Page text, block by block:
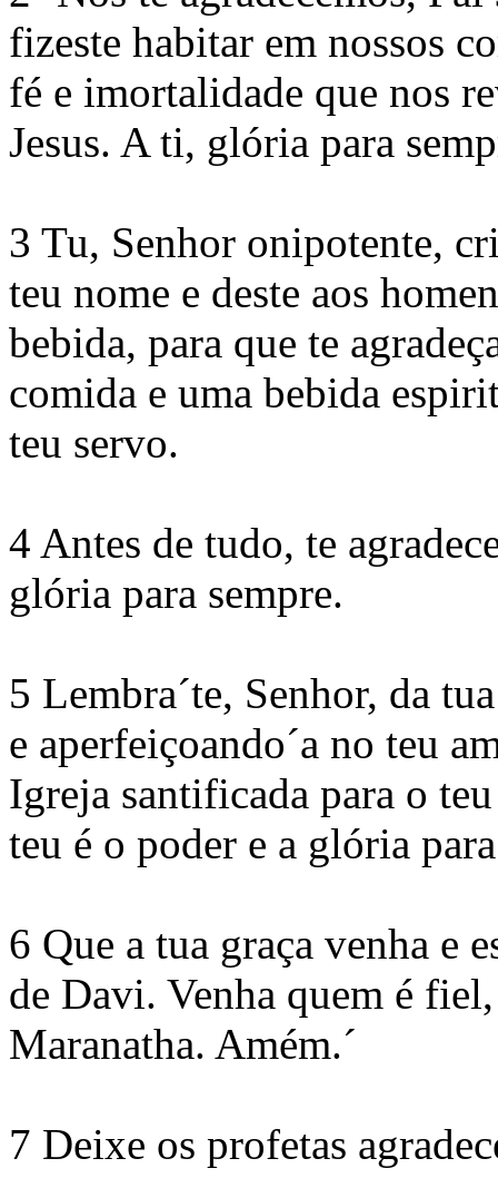
fizeste habitar em nossos
fé e imortalidade que nos
Jesus. A ti, glória para
3 Tu, Senhor onipotente,
teu nome e deste aos
bebida, para que te
comida e uma bebida
teu servo.
4 Antes de tudo, te
glória para sempre.
5 Lembra´te, Senhor, da
e aperfeiçoando´a no teu
Igreja santificada para o
teu é o poder e a glória
6 Que a tua graça venha e
de Davi. Venha quem é
Maranatha. Amém.´
7 Deixe os profetas